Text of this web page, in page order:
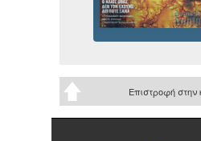
Επιστροφή στην